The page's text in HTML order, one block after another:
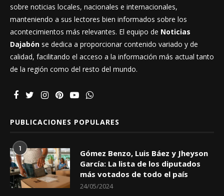
sobre noticias locales, nacionales e internacionales,
manteniendo a sus lectores bien informados sobre los
acontecimientos más relevantes. El equipo de Noticias
Dajabón se dedica a proporcionar contenido variado y de
calidad, facilitando el acceso a la información más actual tanto
de la región como del resto del mundo.
PUBLICACIONES POPULARES
1
Gómez Benzo, Luis Báez y Jheyson
García: La lista de los diputados
más votados de todo el país
24/05/2024